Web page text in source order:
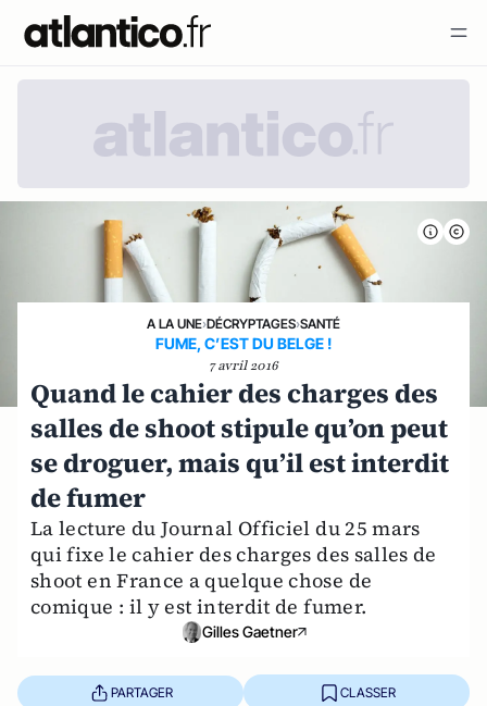
A LA UNE›DÉCRYPTAGES›SANTÉ
FUME, C’EST DU BELGE !
7 avril 2016
Quand le cahier des charges des
salles de shoot stipule qu’on peut
se droguer, mais qu’il est interdit
de fumer
La lecture du Journal Officiel du 25 mars
qui fixe le cahier des charges des salles de
shoot en France a quelque chose de
comique : il y est interdit de fumer.
Gilles Gaetner
PARTAGER CLASSER